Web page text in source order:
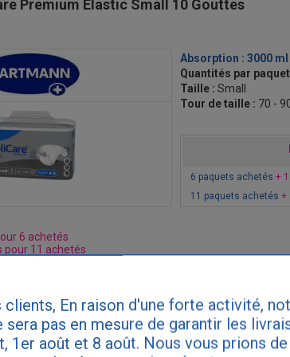
Premium Elastic Small 10 Gouttes
Absorption : 3000 ml
Quantités par
Taille : Small
Tour de taille : 70 -
6 paquets achetés +
11 paquets achetés +
6 achetés
11 achetés
Premium Elastic Medium 6 Gouttes
clients, En raison d'une forte activité,
sera pas en mesure de garantir les
1er août et 8 août. Nous vous prions